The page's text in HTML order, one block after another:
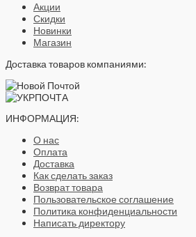
Акции
Скидки
Новинки
Магазин
Доставка товаров компаниями:
ИНФОРМАЦИЯ:
О нас
Оплата
Доставка
Как сделать заказ
Возврат товара
Пользовательское соглашение
Политика конфиденциальности
Написать директору